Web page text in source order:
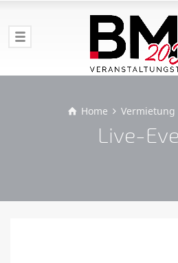
Home Vermietung
Live-